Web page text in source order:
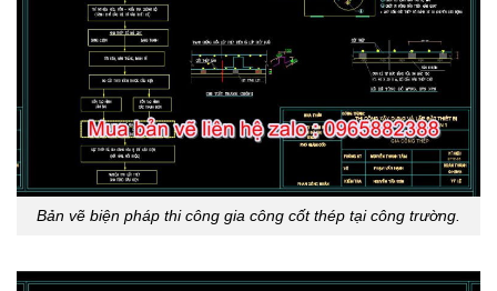
Bản vẽ biện pháp thi công gia công cốt thép tại công trường.